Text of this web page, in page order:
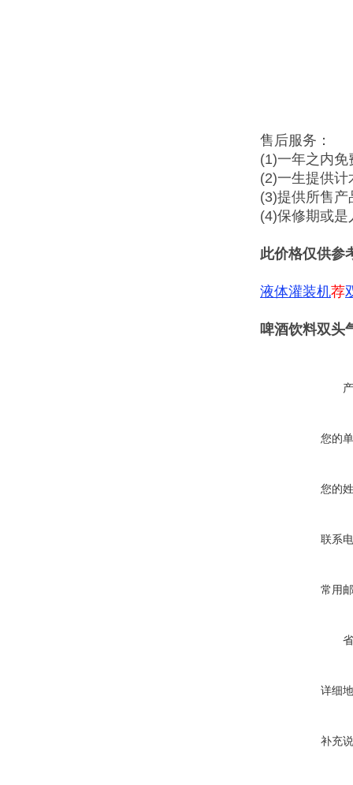
售后服务：
(1)一年之内免
(2)一生提供
(3)提供所售产
(4)保修期或
此价格仅供参
液体灌装机荐
啤酒饮料双头
您的
您的
联系
常用
详细
补充